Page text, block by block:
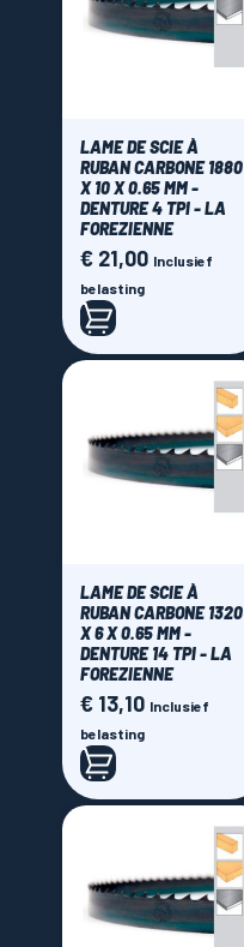
LAME DE SCIE À
RUBAN CARBONE 1880
X 10 X 0.65 MM -
DENTURE 4 TPI - LA
FOREZIENNE
Prijs
€ 21,00 Inclusief
belasting
LAME DE SCIE À
RUBAN CARBONE 1320
X 6 X 0.65 MM -
DENTURE 14 TPI - LA
FOREZIENNE
Prijs
€ 13,10 Inclusief
belasting